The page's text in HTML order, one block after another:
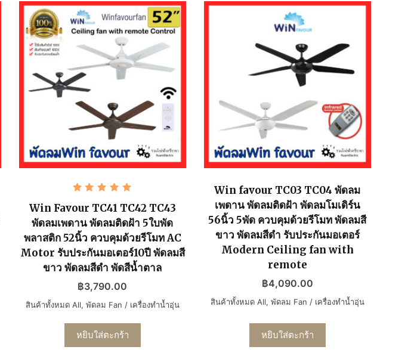
คะแนน
5.00
ตั้งแต่ 1-
5 คะแนน
Win Favour TC41 TC42 TC43
พัดลมเพดาน พัดลมติดฝ้า 5ใบพัด
พลาสติก 52นิ้ว ควบคุมด้วยรีโมท AC
Motor รับประกันมอเตอร์10ปี พัดลมสี
ขาว พัดลมสีดำ พัดสีน้ำตาล
฿3,790.00
สินค้าทั้งหมด All, พัดลม Fan / เครื่องทำน้ำอุ่น
หยิบใส่ตะกร้า
Win favour TC03 TC04 พัดลม
เพดาน พัดลมติดฝ้า พัดลมโมเดิร์น
56นิ้ว 5พัด ควบคุมด้วยรีโมท พัดลมสี
ขาว พัดลมสีดำ รับประกันมอเตอร์
Modern Ceiling fan with
remote
฿4,090.00
สินค้าทั้งหมด All, พัดลม Fan / เครื่องทำน้ำอุ่น
หยิบใส่ตะกร้า